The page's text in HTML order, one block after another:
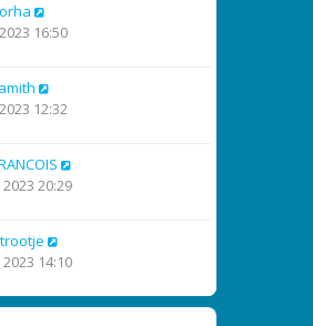
16:50
12:32
20:29
14:10